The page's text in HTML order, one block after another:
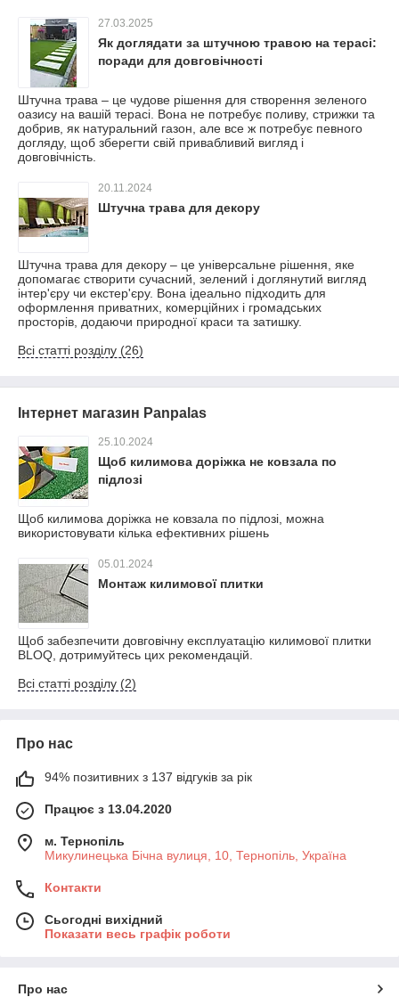
27.03.2025
Як доглядати за штучною травою на терасі:
поради для довговічності
Штучна трава – це чудове рішення для створення зеленого
оазису на вашій терасі. Вона не потребує поливу, стрижки та
добрив, як натуральний газон, але все ж потребує певного
догляду, щоб зберегти свій привабливий вигляд і
довговічність.
20.11.2024
Штучна трава для декору
Штучна трава для декору – це універсальне рішення, яке
допомагає створити сучасний, зелений і доглянутий вигляд
інтер'єру чи екстер'єру. Вона ідеально підходить для
оформлення приватних, комерційних і громадських
просторів, додаючи природної краси та затишку.
Всі статті розділу (26)
Інтернет магазин Panpalas
25.10.2024
Щоб килимова доріжка не ковзала по
підлозі
Щоб килимова доріжка не ковзала по підлозі, можна
використовувати кілька ефективних рішень
05.01.2024
Монтаж килимової плитки
Щоб забезпечити довговічну експлуатацію килимової плитки
BLOQ, дотримуйтесь цих рекомендацій.
Всі статті розділу (2)
Про нас
94% позитивних з 137 відгуків за рік
Працює з 13.04.2020
м. Тернопіль
Микулинецька Бічна вулиця, 10, Тернопіль, Україна
Контакти
Сьогодні вихідний
Показати весь графік роботи
Про нас